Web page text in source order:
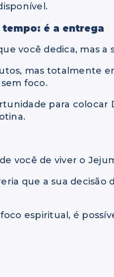
é a entrega
você dedica, mas a
mas totalmente
foco.
para
você de viver o
que a sua decisão
espiritual, é